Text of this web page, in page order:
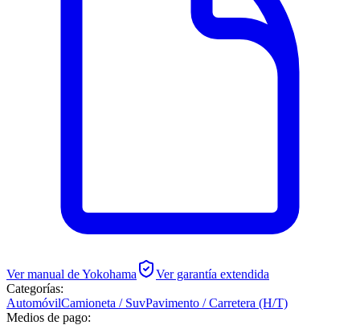
Ver manual deYokohama
Ver garantía extendida
Categorías:
AutomóvilCamioneta / SuvPavimento / Carretera (H/T)
Medios de pago: